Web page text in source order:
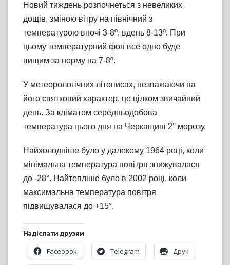
Новий тиждень розпочнеться з невеликих
дощів, зміною вітру на північний з
температурою вночі 3-8º, вдень 8-13º. При
цьому температурний фон все одно буде
вищим за норму на 7-8º.
У метеорологічних літописах, незважаючи на
його святковий характер, це цілком звичайний
день. За кліматом середньодобова
температура цього дня на Черкащині 2° морозу.
Найхолодніше було у далекому 1964 році, коли
мінімальна температура повітря знижувалася
до -28°. Найтепліше було в 2002 році, коли
максимальна температура повітря
підвищувалася до +15°.
Надіслати друзям
Facebook Telegram Друк